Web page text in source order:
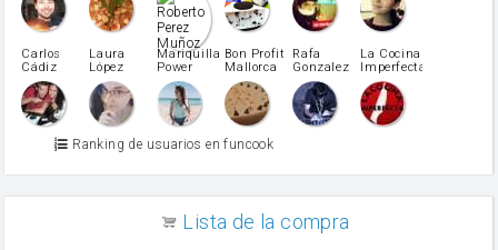
pimiento rojo
Pimentón
pimiento verde
miel
vino blanco
Azúcar glass
Azúcar moreno
Zumo de limón
arroz
Carlos
Cádiz
Laura
López
Martínez
Mariquilla
Power
Bon Profit
Mallorca
Rafa
Gonzalez
La Cocina
Imperfecta
Ranking de usuarios en funcook
Lista de la compra